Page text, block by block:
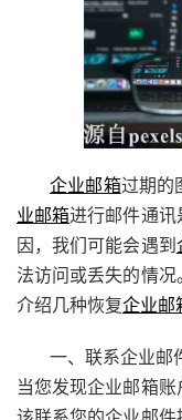
企业邮箱过期的
业邮箱进行邮件通讯
因，我们可能会遇到
法访问或丢失的情
介绍几种恢复企业邮
一、联系企业邮
当您发现企业邮箱